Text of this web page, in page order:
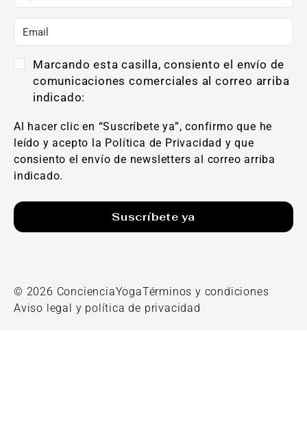
Marcando esta casilla, consiento el envío de
comunicaciones comerciales al correo arriba
indicado:
Al hacer clic en “Suscríbete ya”, confirmo que he
leído y acepto la Política de Privacidad y que
consiento el envío de newsletters al correo arriba
indicado.
Suscríbete ya
© 2026 ConcienciaYogaTérminos y condiciones
Aviso legal y política de privacidad